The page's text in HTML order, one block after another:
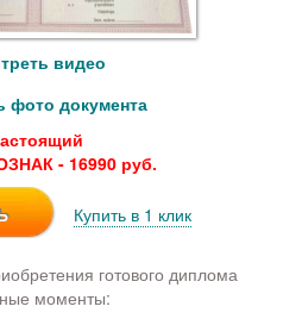
видео
фото документа
- 16990 руб.
Купить в 1 клик
готового диплома
моменты: